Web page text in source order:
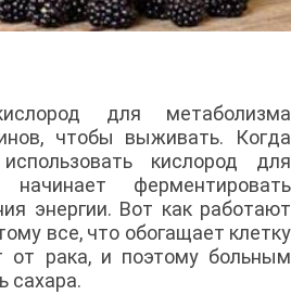
для метаболизма
чтобы выживать. Когда
кислород для
ферментировать
энергии. Вот как работают
все, что обогащает клетку
от рака, и поэтому больным
сахара.